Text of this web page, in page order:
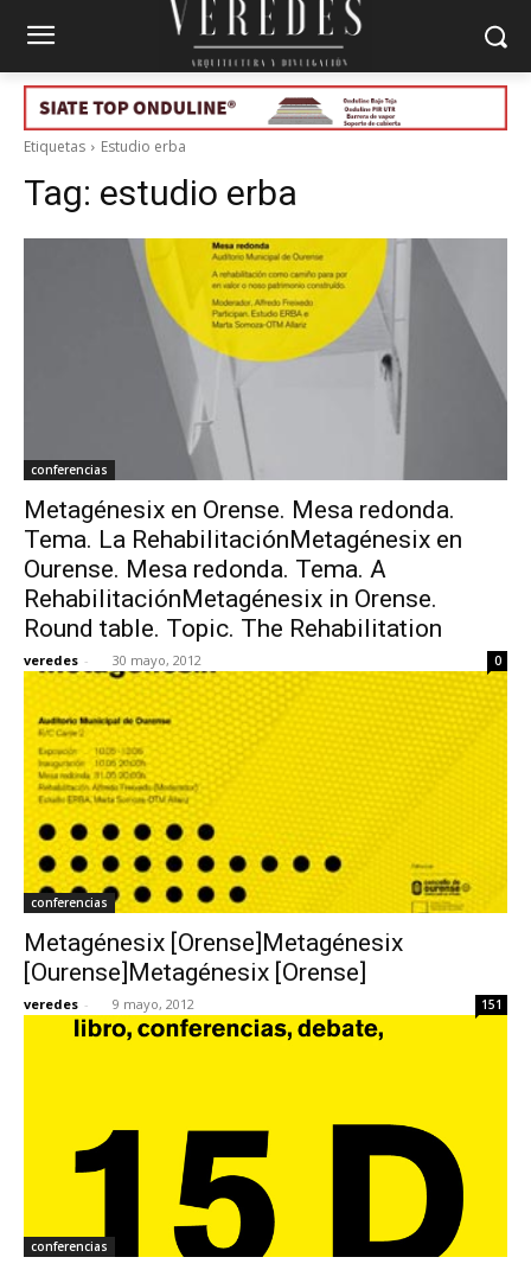
Etiquetas Estudio erba
Tag: estudio erba
conferencias
Metagénesix en Orense. Mesa redonda.
Tema. La RehabilitaciónMetagénesix en
Ourense. Mesa redonda. Tema. A
RehabilitaciónMetagénesix in Orense.
Round table. Topic. The Rehabilitation
veredes - 30 mayo, 2012 0
conferencias
Metagénesix [Orense]Metagénesix
[Ourense]Metagénesix [Orense]
veredes - 9 mayo, 2012 151
conferencias